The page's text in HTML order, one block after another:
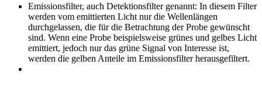
Emissionsfilter, auch Detektionsfilter genannt: In diesem Filter
werden vom emittierten Licht nur die Wellenlängen
durchgelassen, die für die Betrachtung der Probe gewünscht
sind. Wenn eine Probe beispielsweise grünes und gelbes Licht
emittiert, jedoch nur das grüne Signal von Interesse ist,
werden die gelben Anteile im Emissionsfilter herausgefiltert.